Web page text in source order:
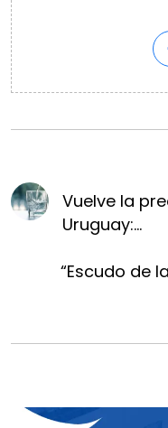
Vuelve la
Uruguay:...
“Escudo de